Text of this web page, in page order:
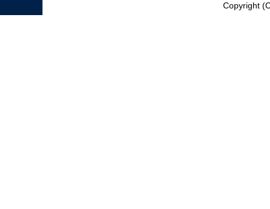
Copyright